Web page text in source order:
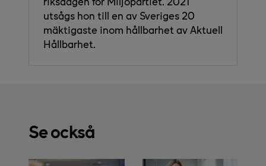
utsågs hon till en av Sveriges 20
mäktigaste inom hållbarhet av Aktuell
Hållbarhet.
Se också